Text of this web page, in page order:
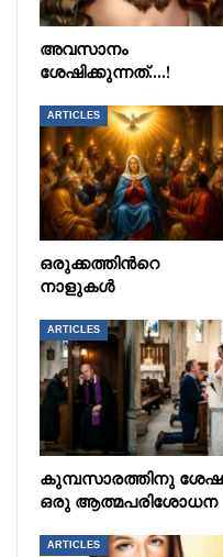
അവസാനം
ശേഷിക്കുന്നത്….!
ARTICLES
ഒരുക്കത്തിൻറെ
നാളുകൾ
ARTICLES
കുമ്പസാരത്തിനു
ഒരു ആത്മപരിശോധന
ARTICLES